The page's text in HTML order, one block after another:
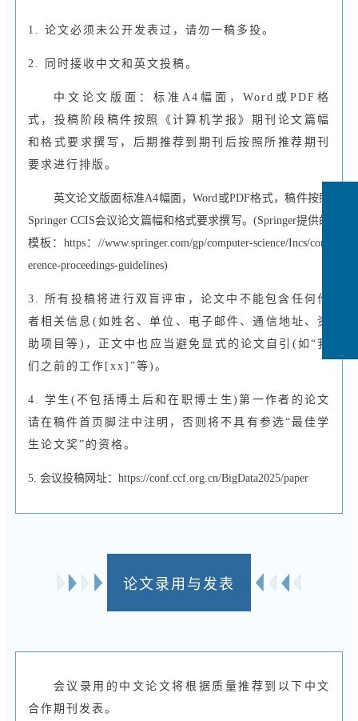
1. 论文必须未公开发表过，请勿一稿多投。
2. 同时接收中文和英文投稿。
中文论文版面：标准A4幅面，Word或PDF格
式，投稿阶段稿件按照《计算机学报》期刊论文篇幅
和格式要求撰写，后期推荐到期刊后按照所推荐期刊
要求进行排版。
英文论文版面标准A4幅面，Word或PDF格式，稿件按照
Springer CCIS会议论文篇幅和格式要求撰写。(Springer提供的
模板：https：//www.springer.com/gp/computer-science/Incs/conf
erence-proceedings-guidelines)
3. 所有投稿将进行双盲评审，论文中不能包含任何作
者相关信息(如姓名、单位、电子邮件、通信地址、资
助项目等)，正文中也应当避免显式的论文自引(如“我
们之前的工作[xx]”等)。
4. 学生(不包括博土后和在职博士生)第一作者的论文
请在稿件首页脚注中注明，否则将不具有参选“最佳学
生论文奖”的资格。
5. 会议投稿网址：https://conf.ccf.org.cn/BigData2025/paper
论文录用与发表
会议录用的中文论文将根据质量推荐到以下中文
合作期刊发表。